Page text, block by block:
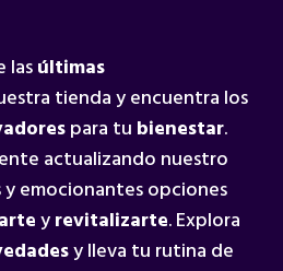
lasúltimas
tienda y encuentra los
para tu bienestar.
actualizando nuestro
y emocionantes opciones
yrevitalizarte. Explora
y lleva tu rutina de